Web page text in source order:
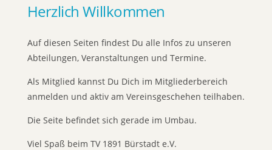
Herzlich Willkommen
Auf diesen Seiten findest Du alle Infos zu unseren
Abteilungen, Veranstaltungen und Termine.
Als Mitglied kannst Du Dich im Mitgliederbereich
anmelden und aktiv am Vereinsgeschehen teilhaben.
Die Seite befindet sich gerade im Umbau.
Viel Spaß beim TV 1891 Bürstadt e.V.